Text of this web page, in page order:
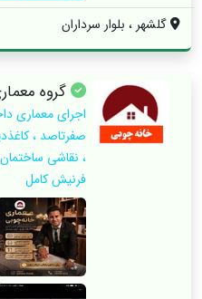
گلشهر ، بلوار سرداران
گروه‌
اجرای معماری
صفرتاصد ،
، نقاشی
فرنیش کامل